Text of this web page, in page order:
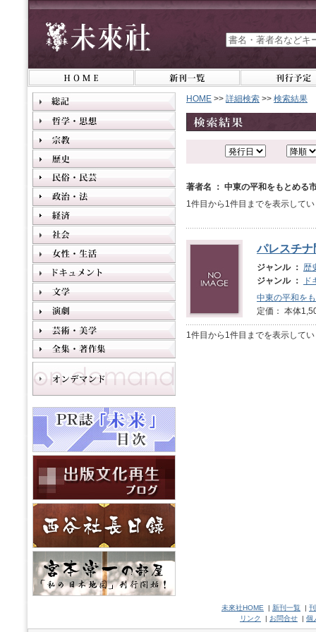
HOME >> 詳細検索 >> 検索結果
著者名 ： 中東の平和をもとめる
1件目から1件目までを表示して
パレスチ
ジャンル ： 歴
ジャンル ：
ド
中東の平和を
定価： 本体
1件目から1件目までを表示して
未來社HOME | 新刊一覧 |
リンク
| お問合せ | 個